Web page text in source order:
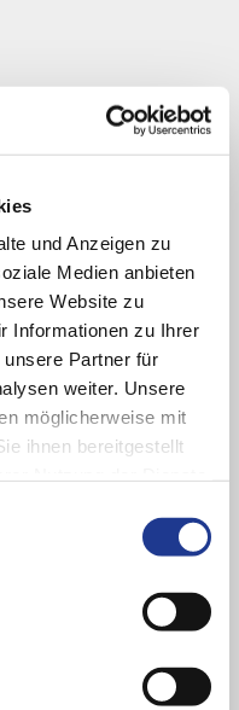
und Anzeigen zu
Medien anbieten
Website zu
Informationen zu Ihrer
Partner für
weiter. Unsere
möglicherweise mit
ihnen bereitgestellt